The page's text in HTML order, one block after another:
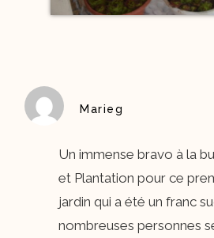
Marieg
Un immense bravo à la
et Plantation pour ce
jardin qui a été un franc
nombreuses personnes